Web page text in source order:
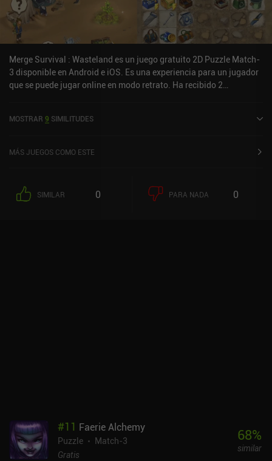
mejor nuestros movimientos. Limitar el movimiento de cada tipo
de ficha crea una experiencia de juego con muchas oportunidades
para sentirse inteligente al planificar nuestros movimientos, y en
general es un gran juego para aquellos que buscan un giro
diferente en el género match-3.
Merge Survival : Wasteland es un juego gratuito 2D Puzzle Match-
3 disponible en Android e iOS. Es una experiencia para un jugador
que se puede jugar online en modo retrato. Ha recibido 2
valoración actual de 4,6 sobre 5,0 en Google Play y de 4,7 sobre 5,0
MOSTRAR 9 SIMILITUDES
MÁS JUEGOS COMO ESTE
SIMILAR 0 PARA NADA 0
#11 Faerie Alchemy
Puzzle
Match-3
Gratis
68%
similar